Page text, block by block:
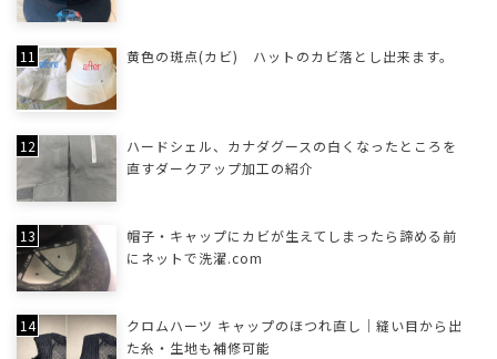
黄色の斑点(カビ) ハットのカビ落とし出来ます。
ハードシェル、カナダグースの白くなったところを
直すダークアップ加工の紹介
帽子・キャップにカビが生えてしまったら諦める前
にネットで洗濯.com
クロムハーツ キャップのほつれ直し｜縫い目から出
た糸・生地も補修可能